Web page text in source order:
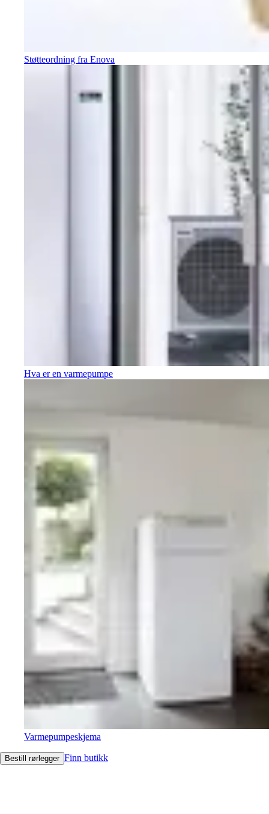
Støtteordning fra Enova
Hva er en varmepumpe
Varmepumpeskjema
Bestill rørlegger Finn butikk